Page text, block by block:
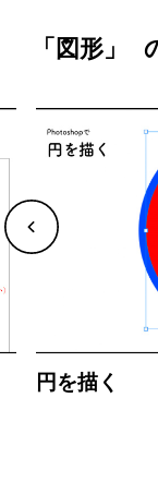
「図形」
円を描く